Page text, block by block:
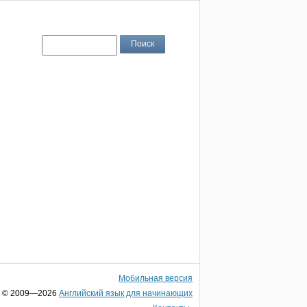
Мобильная версия
© 2009—2026 Английский язык для начинающих